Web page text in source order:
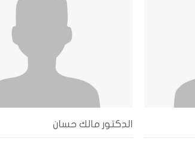
الدكتور مالك حسان